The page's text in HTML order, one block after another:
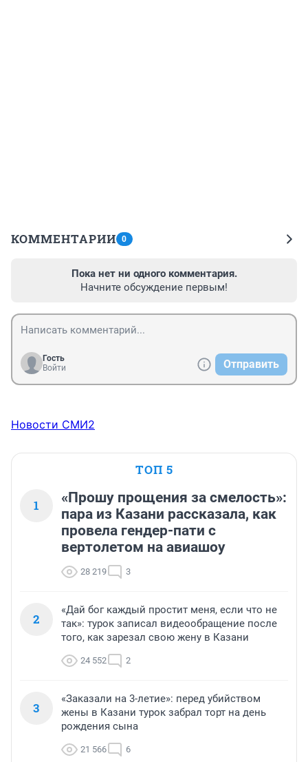
КОММЕНТАРИИ 0
Пока нет ни одного комментария.
Начните обсуждение первым!
Гость
Войти
Отправить
Новости СМИ2
ТОП 5
1
«Прошу прощения за смелость»:
пара из Казани рассказала, как
провела гендер-пати с
вертолетом на авиашоу
28 219 3
2
«Дай бог каждый простит меня, если что не
так»: турок записал видеообращение после
того, как зарезал свою жену в Казани
24 552 2
3
«Заказали на 3-летие»: перед убийством
жены в Казани турок забрал торт на день
рождения сына
21 566 6